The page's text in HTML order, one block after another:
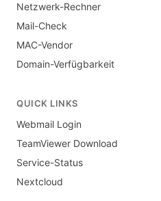
Netzwerk-Rechner
Mail-Check
MAC-Vendor
Domain-Verfügbarkeit
QUICK LINKS
Webmail Login
TeamViewer Download
Service-Status
Nextcloud